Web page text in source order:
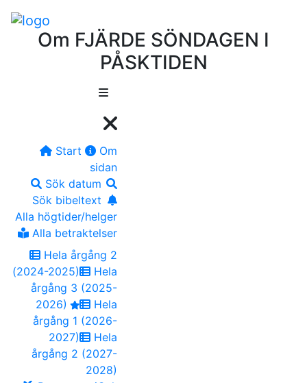
Om FJÄRDE SÖNDAGEN I
PÅSKTIDEN
Start
Om
sidan
Sök datum
Sök bibeltext
Alla högtider/helger
Alla betraktelser
Hela årgång 2
(2024-2025)
Hela
årgång 3 (2025-
2026)
Hela
årgång 1 (2026-
2027)
Hela
årgång 2 (2027-
2028)